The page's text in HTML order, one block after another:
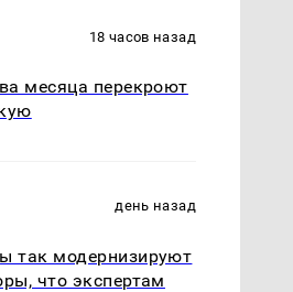
ажиотаж из-за этого
18 часов назад
месяца перекроют
день назад
так модернизируют
что экспертам